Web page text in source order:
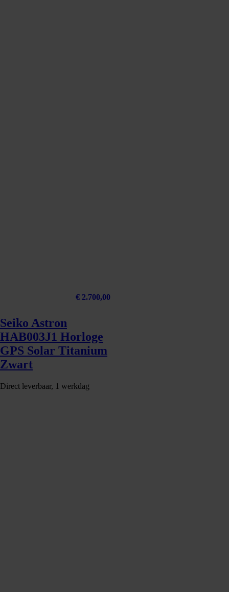
€ 2.700,00
Seiko Astron
HAB003J1 Horloge
GPS Solar Titanium
Zwart
Direct leverbaar, 1 werkdag